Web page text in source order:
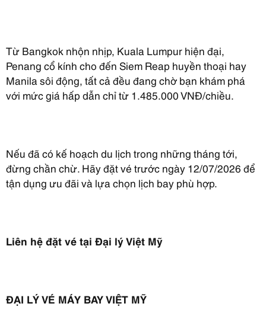
Từ Bangkok nhộn nhịp, Kuala Lumpur hiện đại,
Penang cổ kính cho đến Siem Reap huyền thoại hay
Manila sôi động, tất cả đều đang chờ bạn khám phá
với mức giá hấp dẫn chỉ từ 1.485.000 VNĐ/chiều.
Nếu đã có kế hoạch du lịch trong những tháng tới,
đừng chần chừ. Hãy đặt vé trước ngày 12/07/2026 để
tận dụng ưu đãi và lựa chọn lịch bay phù hợp.
Liên hệ đặt vé tại Đại lý Việt Mỹ
ĐẠI LÝ VÉ MÁY BAY VIỆT MỸ